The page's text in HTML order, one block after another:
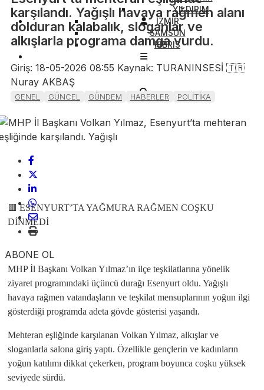
YILDIRIM
İZMİR
SAMSUN
KIBRIS
karşılandı. Yağışlı havaya rağmen alanı
dolduran kalabalık, sloganlar ve
alkışlarla programa damga vurdu.
Giriş: 18-05-2026 08:55 Kaynak: TURANINSESİ 🇹🇷
Nuray AKBAŞ
GENEL GÜNCEL GÜNDEM HABERLER POLİTİKA
ABONE OL
🟥 ESENYURT’TA YAĞMURA RAĞMEN COŞKU
DİNMEDİ
MHP İl Başkanı Volkan Yılmaz’ın ilçe teşkilatlarına yönelik
ziyaret programındaki üçüncü durağı Esenyurt oldu. Yağışlı
havaya rağmen vatandaşların ve teşkilat mensuplarının yoğun ilgi
gösterdiği programda adeta gövde gösterisi yaşandı.
Mehteran eşliğinde karşılanan Volkan Yılmaz, alkışlar ve
sloganlarla salona giriş yaptı. Özellikle gençlerin ve kadınların
yoğun katılımı dikkat çekerken, program boyunca coşku yüksek
seviyede sürdü.